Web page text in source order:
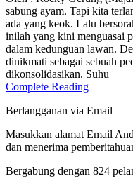
sabung ayam. Tapi kita
ada yang keok. Lalu
inilah yang kini menguasai
dalam kedunguan lawan.
dinikmati sebagai sebuah
dikonsolidasikan. Suhu
Complete Reading
Berlangganan via Email
Masukkan alamat Email
dan menerima
Bergabung dengan 824